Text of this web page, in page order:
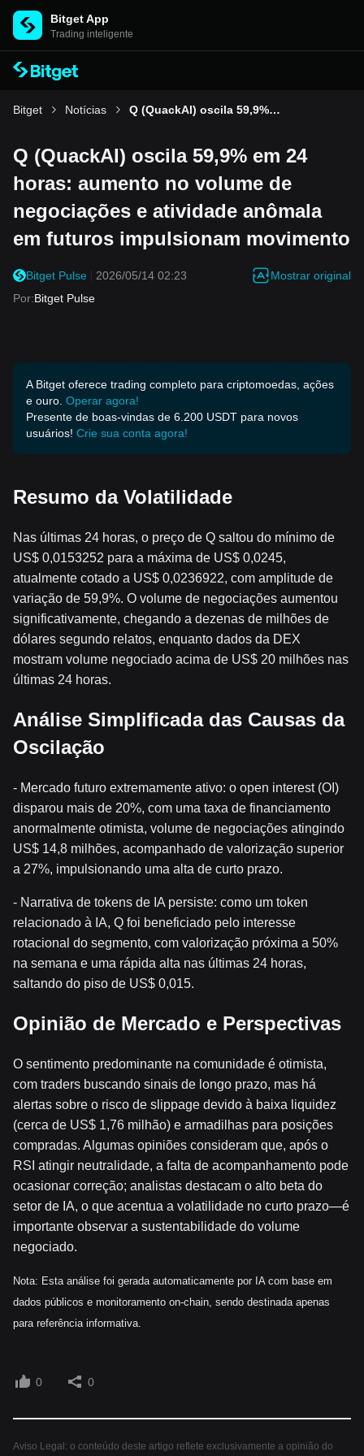
Bitget App
Trading inteligente
Bitget Notícias Q (QuackAI) oscila 59,9% em 24 horas: aumento no volume de negociações e atividade anômala em futuros impulsionam movimento
Q (QuackAI) oscila 59,9% em 24
horas: aumento no volume de
negociações e atividade anômala
em futuros impulsionam movimento
Bitget Pulse 2026/05/14 02:23
Mostrar original
Por:Bitget Pulse
A Bitget oferece trading completo para criptomoedas, ações
e ouro. Operar agora!
Presente de boas-vindas de 6.200 USDT para novos
usuários! Crie sua conta agora!
Resumo da Volatilidade
Nas últimas 24 horas, o preço de Q saltou do mínimo de
US$ 0,0153252 para a máxima de US$ 0,0245,
atualmente cotado a US$ 0,0236922, com amplitude de
variação de 59,9%. O volume de negociações aumentou
significativamente, chegando a dezenas de milhões de
dólares segundo relatos, enquanto dados da DEX
mostram volume negociado acima de US$ 20 milhões nas
últimas 24 horas.
Análise Simplificada das Causas da
Oscilação
- Mercado futuro extremamente ativo: o open interest (OI)
disparou mais de 20%, com uma taxa de financiamento
anormalmente otimista, volume de negociações atingindo
US$ 14,8 milhões, acompanhado de valorização superior
a 27%, impulsionando uma alta de curto prazo.
- Narrativa de tokens de IA persiste: como um token
relacionado à IA, Q foi beneficiado pelo interesse
rotacional do segmento, com valorização próxima a 50%
na semana e uma rápida alta nas últimas 24 horas,
saltando do piso de US$ 0,015.
Opinião de Mercado e Perspectivas
O sentimento predominante na comunidade é otimista,
com traders buscando sinais de longo prazo, mas há
alertas sobre o risco de slippage devido à baixa liquidez
(cerca de US$ 1,76 milhão) e armadilhas para posições
compradas. Algumas opiniões consideram que, após o
RSI atingir neutralidade, a falta de acompanhamento pode
ocasionar correção; analistas destacam o alto beta do
setor de IA, o que acentua a volatilidade no curto prazo—é
importante observar a sustentabilidade do volume
negociado.
Nota: Esta análise foi gerada automaticamente por IA com base em
dados públicos e monitoramento on-chain, sendo destinada apenas
para referência informativa.
0 0
Aviso Legal: o conteúdo deste artigo reflete exclusivamente a opinião do